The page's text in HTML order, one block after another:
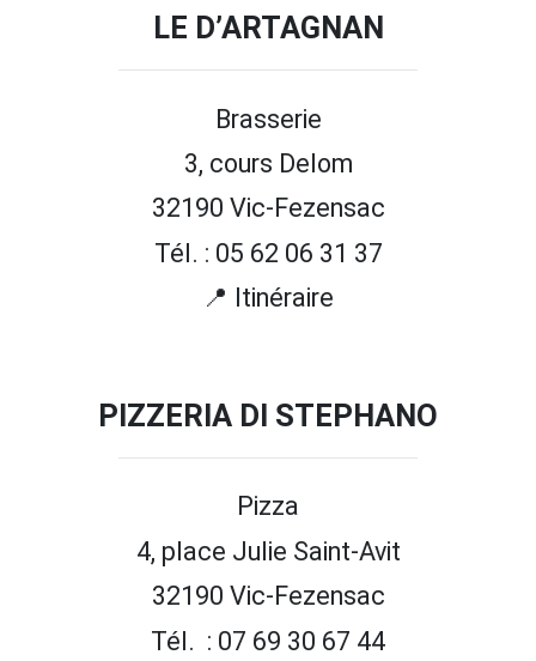
LE D’ARTAGNAN
Brasserie
3, cours Delom
32190 Vic-Fezensac
Tél. : 05 62 06 31 37
📍 Itinéraire
PIZZERIA DI STEPHANO
Pizza
4, place Julie Saint-Avit
32190 Vic-Fezensac
Tél. : 07 69 30 67 44